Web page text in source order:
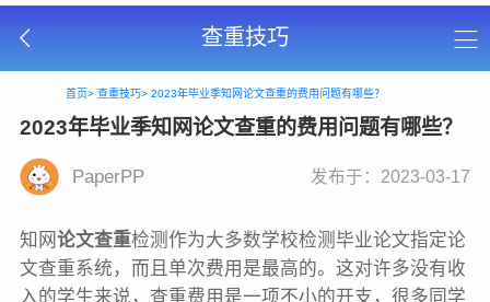
查重技巧
首页> 查重技巧> 2023年毕业季知网论文查重的费用问题有哪些？
2023年毕业季知网论文查重的费用问题有哪些？
PaperPP 发布于：2023-03-17
知网论文查重检测作为大多数学校检测毕业论文指定论
文查重系统，而且单次费用是最高的。这对许多没有收
入的学生来说，查重费用是一项不小的开支，很多同学